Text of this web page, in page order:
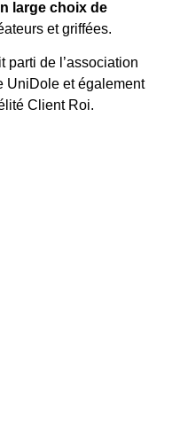
large choix de
et griffées.
parti de l’association
UniDole et également
Client Roi.